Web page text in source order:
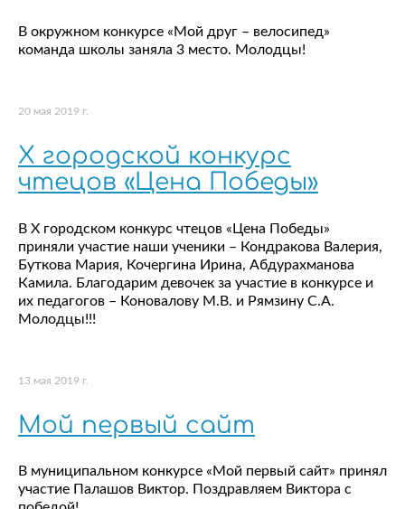
В окружном конкурсе «Мой друг – велосипед»
команда школы заняла 3 место. Молодцы!
20 мая 2019 г.
Х городской конкурс
чтецов «Цена Победы»
В Х городском конкурс чтецов «Цена Победы»
приняли участие наши ученики – Кондракова Валерия,
Буткова Мария, Кочергина Ирина, Абдурахманова
Камила. Благодарим девочек за участие в конкурсе и
их педагогов – Коновалову М.В. и Рямзину С.А.
Молодцы!!!
13 мая 2019 г.
Мой первый сайт
В муниципальном конкурсе «Мой первый сайт» принял
участие Палашов Виктор. Поздравляем Виктора с